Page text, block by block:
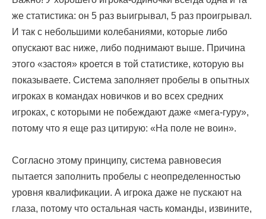
же статистика: он 5 раз выигрывал, 5 раз проигрывал.
И так с небольшими колебаниями, которые либо
опускают вас ниже, либо поднимают выше. Причина
этого «застоя» кроется в той статистике, которую вы
показываете. Система заполняет пробелы в опытных
игроках в командах новичков и во всех средних
игроках, с которыми не побеждают даже «мега-гуру»,
потому что я еще раз цитирую: «На поле не воин».
Согласно этому принципу, система равновесия
пытается заполнить пробелы с неопределенностью
уровня квалификации. А игрока даже не пускают на
глаза, потому что остальная часть команды, извините,